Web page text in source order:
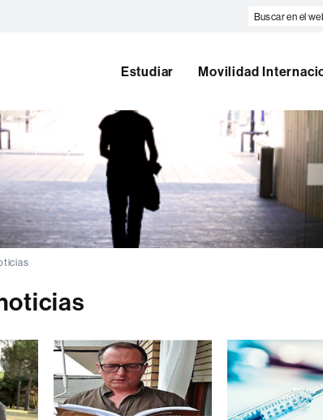
Buscar
web
Estudiar Movilidad